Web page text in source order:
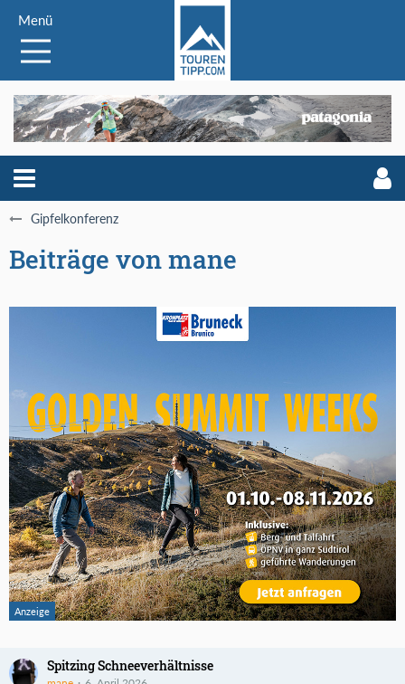
Menü
Gipfelkonferenz
Beiträge von mane
Spitzing Schneeverhältnisse